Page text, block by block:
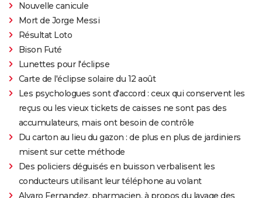
Nouvelle canicule
Mort de Jorge Messi
Résultat Loto
Bison Futé
Lunettes pour l'éclipse
Carte de l'éclipse solaire du 12 août
Les psychologues sont d'accord : ceux qui conservent les
reçus ou les vieux tickets de caisses ne sont pas des
accumulateurs, mais ont besoin de contrôle
Du carton au lieu du gazon : de plus en plus de jardiniers
misent sur cette méthode
Des policiers déguisés en buisson verbalisent les
conducteurs utilisant leur téléphone au volant
Alvaro Fernandez, pharmacien, à propos du lavage des